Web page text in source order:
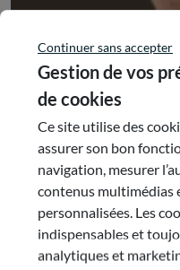
Jean-Jacques
Continuer sans accepter
Gestion de vos
de cookies
Ce site utilise des
assurer son bon
navigation, mesurer
contenus multimédias
personnalisées. Les
indispensables et
analytiques et